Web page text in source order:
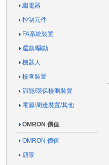
繼電器
控制元件
FA系統裝置
運動/驅動
機器人
檢查裝置
節能/環保檢測裝置
電源/周邊裝置/其他
OMRON 價值
OMRON 價值
願景